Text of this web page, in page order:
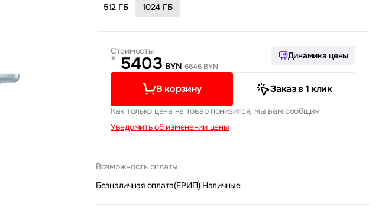
512 ГБ 1024 ГБ
Стоимость:
* 5403 BYN 6646 BYN
Динамика цены
В корзину Заказ в 1 клик
Как только цена на товар понизится, мы вам сообщим
Уведомить об изменении цены
Возможность оплаты:
Безналичная оплата(ЕРИП)| Наличные